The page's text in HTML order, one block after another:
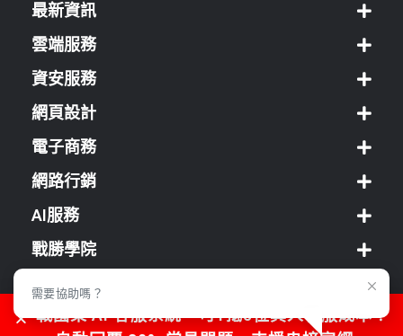
最新資訊
雲端服務
資安服務
網頁設計
電子商務
網路行銷
AI服務
戰勝學院
經銷方案
客服中心
戰國策 AI 客服系統，可1抵5位真人客服成本！
需要協助嗎？